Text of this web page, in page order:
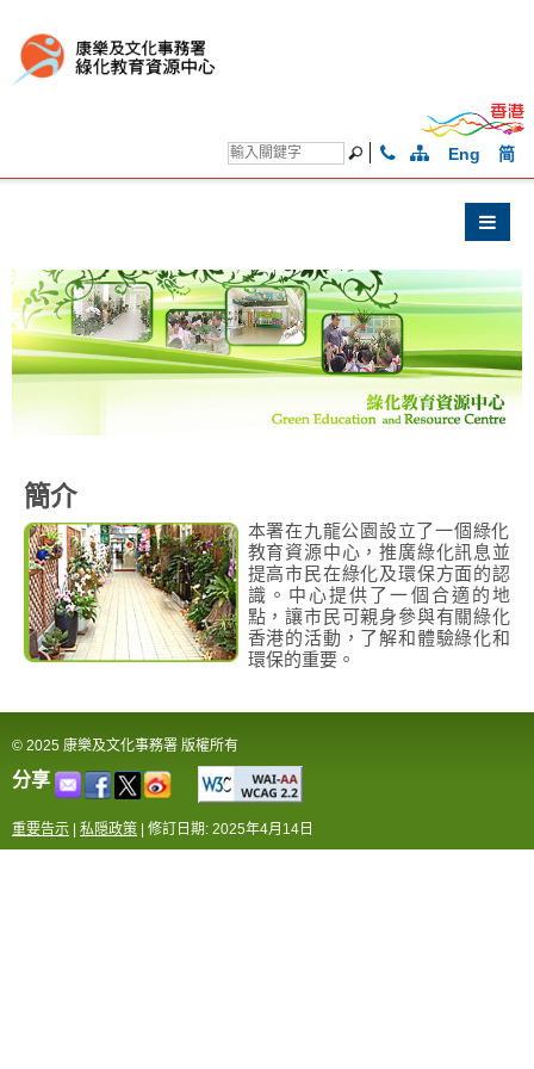
Eng 简
簡介
本署在九龍公園設立了一個綠化
教育資源中心，推廣綠化訊息並
提高市民在綠化及環保方面的認
識。中心提供了一個合適的地
點，讓市民可親身參與有關綠化
香港的活動，了解和體驗綠化和
環保的重要。
© 2025 康樂及文化事務署 版權所有
分享
重要告示 | 私隠政策 | 修訂日期: 2025年4月14日